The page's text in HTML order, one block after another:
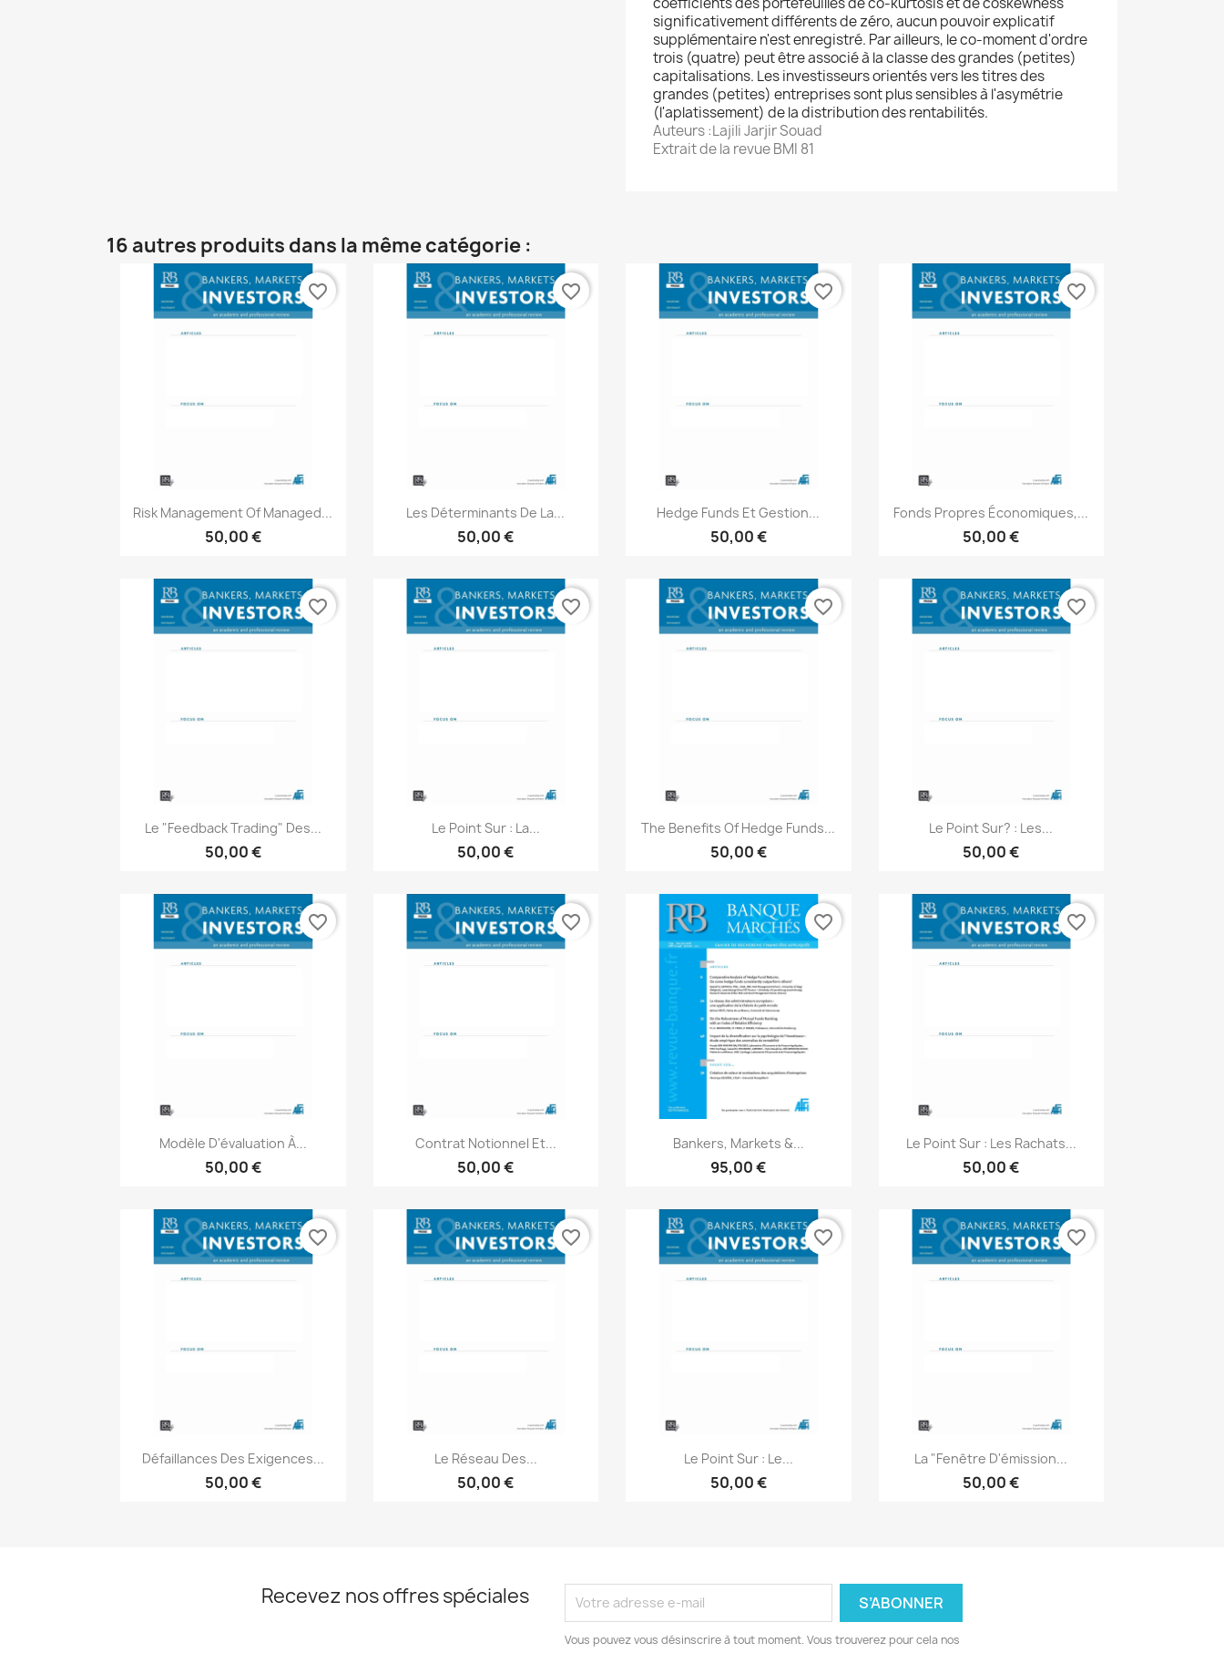
significativement différents de zéro, aucun pouvoir explicatif
supplémentaire n'est enregistré. Par ailleurs, le co-moment d'ordre
trois (quatre) peut être associé à la classe des grandes (petites)
capitalisations. Les investisseurs orientés vers les titres des
grandes (petites) entreprises sont plus sensibles à l'asymétrie
(l'aplatissement) de la distribution des rentabilités.
Auteurs :Lajili Jarjir Souad
Extrait de la revue BMI 81
16 autres produits dans la même catégorie :
Aperçu rapide
Risk Management Of Managed...
50,00 €
favorite_border
Aperçu rapide
Les Déterminants De La...
50,00 €
favorite_border
 Aperçu rapide
Hedge Funds Et Gestion...
50,00 €
favorite_border
Aperçu rapide
Fonds Propres Économiques,...
50,00 €
favorite_border
Aperçu rapide
Le "feedback Trading" Des...
50,00 €
favorite_border
Aperçu rapide
Le Point Sur : La...
50,00 €
favorite_border
Aperçu rapide
The Benefits Of Hedge Funds...
50,00 €
favorite_border
Aperçu rapide
Le Point Sur? : Les...
50,00 €
favorite_border
Aperçu rapide
Modèle D'évaluation À...
50,00 €
favorite_border
Aperçu rapide
Contrat Notionnel Et...
50,00 €
favorite_border
Aperçu rapide
Bankers, Markets &...
95,00 €
favorite_border
Aperçu rapide
Le Point Sur : Les Rachats...
50,00 €
favorite_border
Aperçu rapide
Défaillances Des Exigences...
50,00 €
favorite_border
Aperçu rapide
Le Réseau Des...
50,00 €
favorite_border
 Aperçu rapide
Le Point Sur : Le...
50,00 €
favorite_border
Aperçu rapide
La "fenêtre D'émission...
50,00 €
favorite_border
Recevez nos offres spéciales
Vous pouvez vous désinscrire à tout moment. Vous trouverez pour cela nos